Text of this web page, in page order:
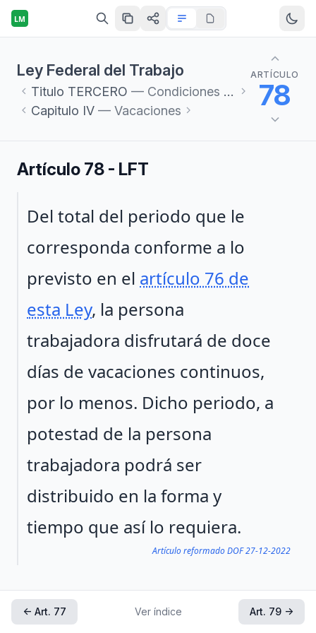
LM
Ley Federal del Trabajo
Titulo TERCERO — Condiciones de Trabajo
Capitulo IV — Vacaciones
ARTÍCULO
78
Artículo 78 - LFT
Párrafo 1
Del total del periodo que le
corresponda conforme a lo
previsto en el artículo 76 de
esta Ley, la persona
trabajadora disfrutará de doce
días de vacaciones continuos,
por lo menos. Dicho periodo, a
potestad de la persona
trabajadora podrá ser
distribuido en la forma y
tiempo que así lo requiera.
Artículo reformado DOF 27-12-2022
← Art. 77 Ver índice Art. 79 →